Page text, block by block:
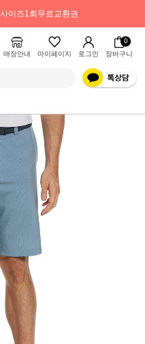
사이즈1회무료교환권
매장안내 마이페이지 로그인
0
장바구니